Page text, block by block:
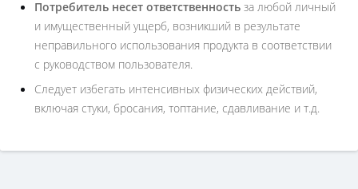
Потребитель несет ответственность за любой личный
и имущественный ущерб, возникший в результате
неправильного использования продукта в соответствии
с руководством пользователя.
Следует избегать интенсивных физических действий,
включая стуки, бросания, топтание, сдавливание и т.д.